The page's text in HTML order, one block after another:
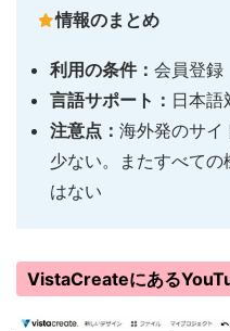
情報のまとめ
利用の条件： 会員登録
言語サポート： 日本語
注意点： 海外発のサイ
少ない。またすべて
はない
VistaCreateにある